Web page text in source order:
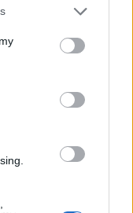
or more Google
You may click to
party tags to
in below Google
ταξί στο
από ασθενοφόρο